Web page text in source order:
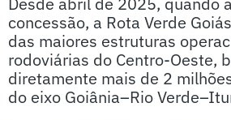
concessão, a Rota Verde
das maiores estruturas
rodoviárias do Centro-Oeste,
diretamente mais de 2
do eixo Goiânia–Rio